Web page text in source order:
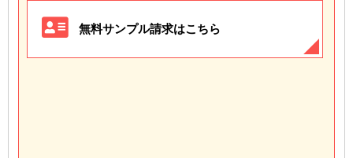
無料サンプル請求はこちら